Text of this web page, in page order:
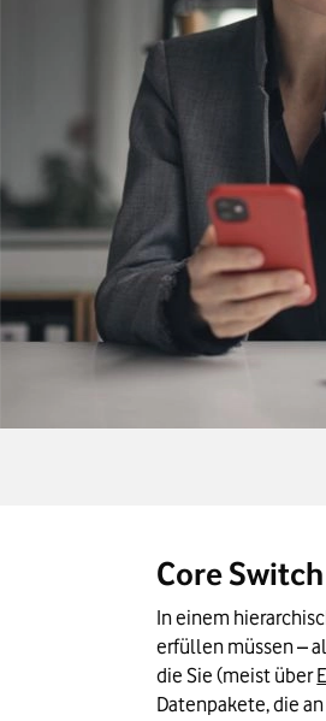
Core
In einem
erfüllen müssen –
die Sie (meist über
Datenpakete, die